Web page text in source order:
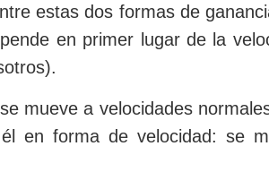
estas dos formas de
en primer lugar de la
mueve a velocidades
en forma de velocidad: se